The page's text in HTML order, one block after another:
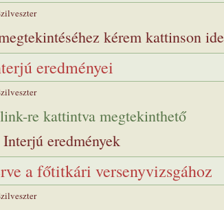
kérem kattinson ide
eredményei
re kattintva megtekinthető
Interjú eredmények
a főtitkári versenyvizsgához